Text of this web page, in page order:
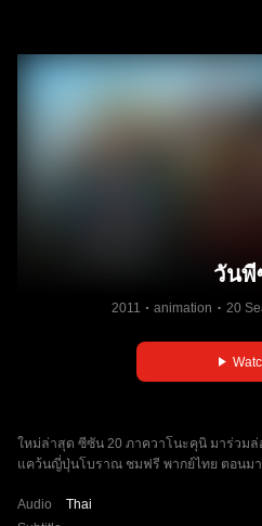
วันพี
2011 animation 20
ใหม่ล่าสุด ซีซัน 20 ภาควาโนะคุนิ มาร่วมล่อ
แคว้นญี่ปุ่นโบราณ ชมฟรี พากย์ไทย ตอนม
Audio
Thai